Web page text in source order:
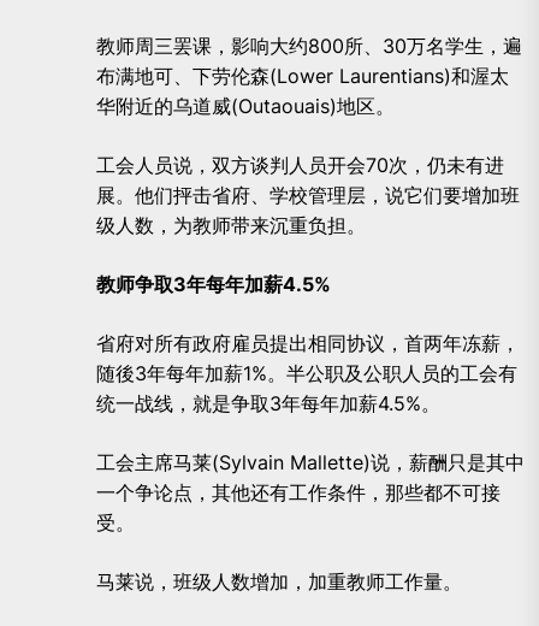
教师周三罢课，影响大约800所、30万名学生，遍
布满地可、下劳伦森(Lower Laurentians)和渥太
华附近的乌道威(Outaouais)地区。
工会人员说，双方谈判人员开会70次，仍未有进
展。他们抨击省府、学校管理层，说它们要增加班
级人数，为教师带来沉重负担。
教师争取3年每年加薪4.5%
省府对所有政府雇员提出相同协议，首两年冻薪，
随後3年每年加薪1%。半公职及公职人员的工会有
统一战线，就是争取3年每年加薪4.5%。
工会主席马莱(Sylvain Mallette)说，薪酬只是其中
一个争论点，其他还有工作条件，那些都不可接
受。
马莱说，班级人数增加，加重教师工作量。